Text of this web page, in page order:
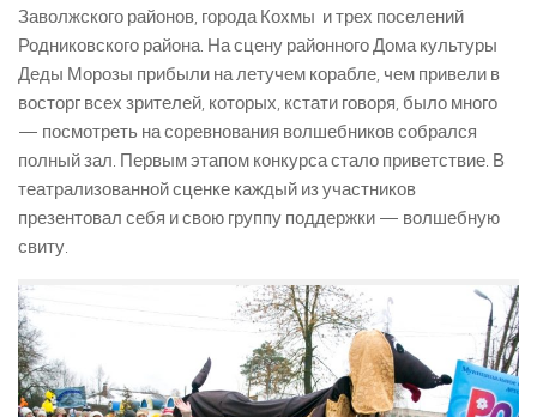
Заволжского районов, города Кохмы и трех поселений
Родниковского района. На сцену районного Дома культуры
Деды Морозы прибыли на летучем корабле, чем привели в
восторг всех зрителей, которых, кстати говоря, было много
— посмотреть на соревнования волшебников собрался
полный зал. Первым этапом конкурса стало приветствие. В
театрализованной сценке каждый из участников
презентовал себя и свою группу поддержки — волшебную
свиту.